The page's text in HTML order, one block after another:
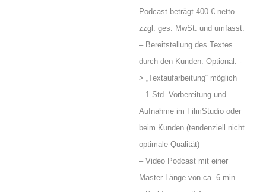
Podcast beträgt 400 € netto
zzgl. ges. MwSt. und umfasst:
– Bereitstellung des Textes
durch den Kunden. Optional: -
> „Textaufarbeitung“ möglich
– 1 Std. Vorbereitung und
Aufnahme im FilmStudio oder
beim Kunden (tendenziell nicht
optimale Qualität)
– Video Podcast mit einer
Master Länge von ca. 6 min